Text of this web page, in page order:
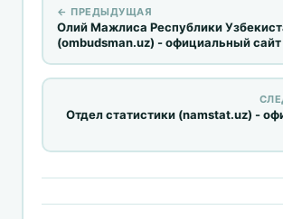
← ПРЕДЫДУЩАЯ
Олий Мажлиса Республики
(ombudsman.uz) - официальный сайт
Отдел статистики (namstat.uz) -